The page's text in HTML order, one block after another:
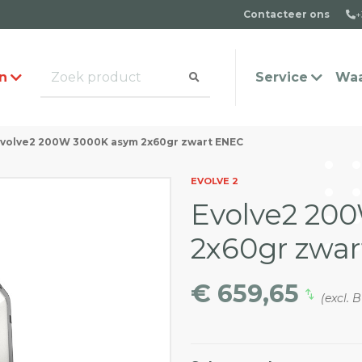
Contacteer ons
Service
Veel gestelde vragen
Contact
200W 3000K asym 2x60gr zwart ENEC
EVOLVE 2
Evolve2
2x60gr
€ 659,65 (excl.